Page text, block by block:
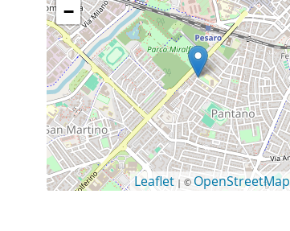
−
Leaflet | © OpenStreetMap